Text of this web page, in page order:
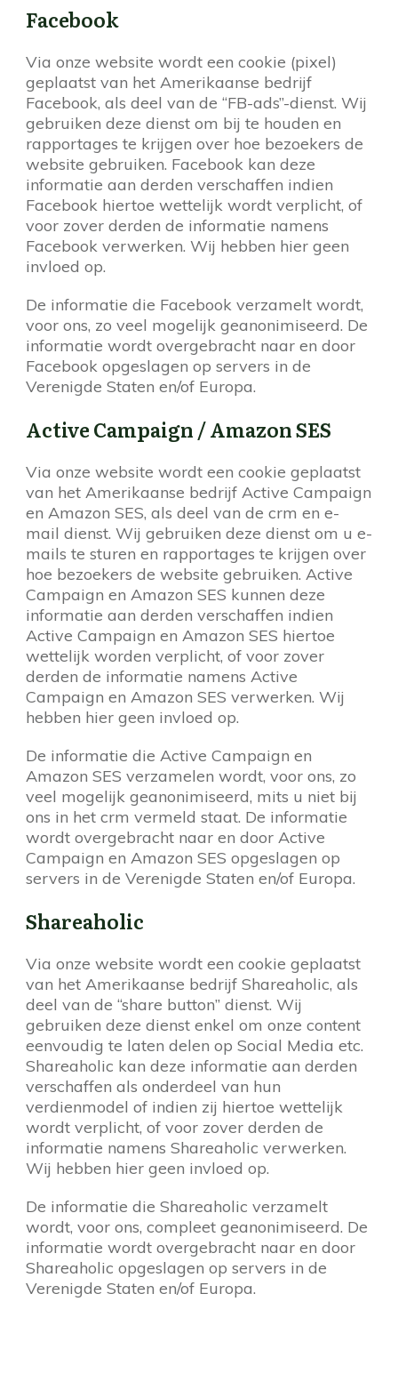
Facebook
Via onze website wordt een cookie (pixel)
geplaatst van het Amerikaanse bedrijf
Facebook, als deel van de “FB-ads”-dienst. Wij
gebruiken deze dienst om bij te houden en
rapportages te krijgen over hoe bezoekers de
website gebruiken. Facebook kan deze
informatie aan derden verschaffen indien
Facebook hiertoe wettelijk wordt verplicht, of
voor zover derden de informatie namens
Facebook verwerken. Wij hebben hier geen
invloed op.
De informatie die Facebook verzamelt wordt,
voor ons, zo veel mogelijk geanonimiseerd. De
informatie wordt overgebracht naar en door
Facebook opgeslagen op servers in de
Verenigde Staten en/of Europa.
Active Campaign / Amazon SES
Via onze website wordt een cookie geplaatst
van het Amerikaanse bedrijf Active Campaign
en Amazon SES, als deel van de crm en e-
mail dienst. Wij gebruiken deze dienst om u e-
mails te sturen en rapportages te krijgen over
hoe bezoekers de website gebruiken. Active
Campaign en Amazon SES kunnen deze
informatie aan derden verschaffen indien
Active Campaign en Amazon SES hiertoe
wettelijk worden verplicht, of voor zover
derden de informatie namens Active
Campaign en Amazon SES verwerken. Wij
hebben hier geen invloed op.
De informatie die Active Campaign en
Amazon SES verzamelen wordt, voor ons, zo
veel mogelijk geanonimiseerd, mits u niet bij
ons in het crm vermeld staat. De informatie
wordt overgebracht naar en door Active
Campaign en Amazon SES opgeslagen op
servers in de Verenigde Staten en/of Europa.
Shareaholic
Via onze website wordt een cookie geplaatst
van het Amerikaanse bedrijf Shareaholic, als
deel van de “share button” dienst. Wij
gebruiken deze dienst enkel om onze content
eenvoudig te laten delen op Social Media etc.
Shareaholic kan deze informatie aan derden
verschaffen als onderdeel van hun
verdienmodel of indien zij hiertoe wettelijk
wordt verplicht, of voor zover derden de
informatie namens Shareaholic verwerken.
Wij hebben hier geen invloed op.
De informatie die Shareaholic verzamelt
wordt, voor ons, compleet geanonimiseerd. De
informatie wordt overgebracht naar en door
Shareaholic opgeslagen op servers in de
Verenigde Staten en/of Europa.